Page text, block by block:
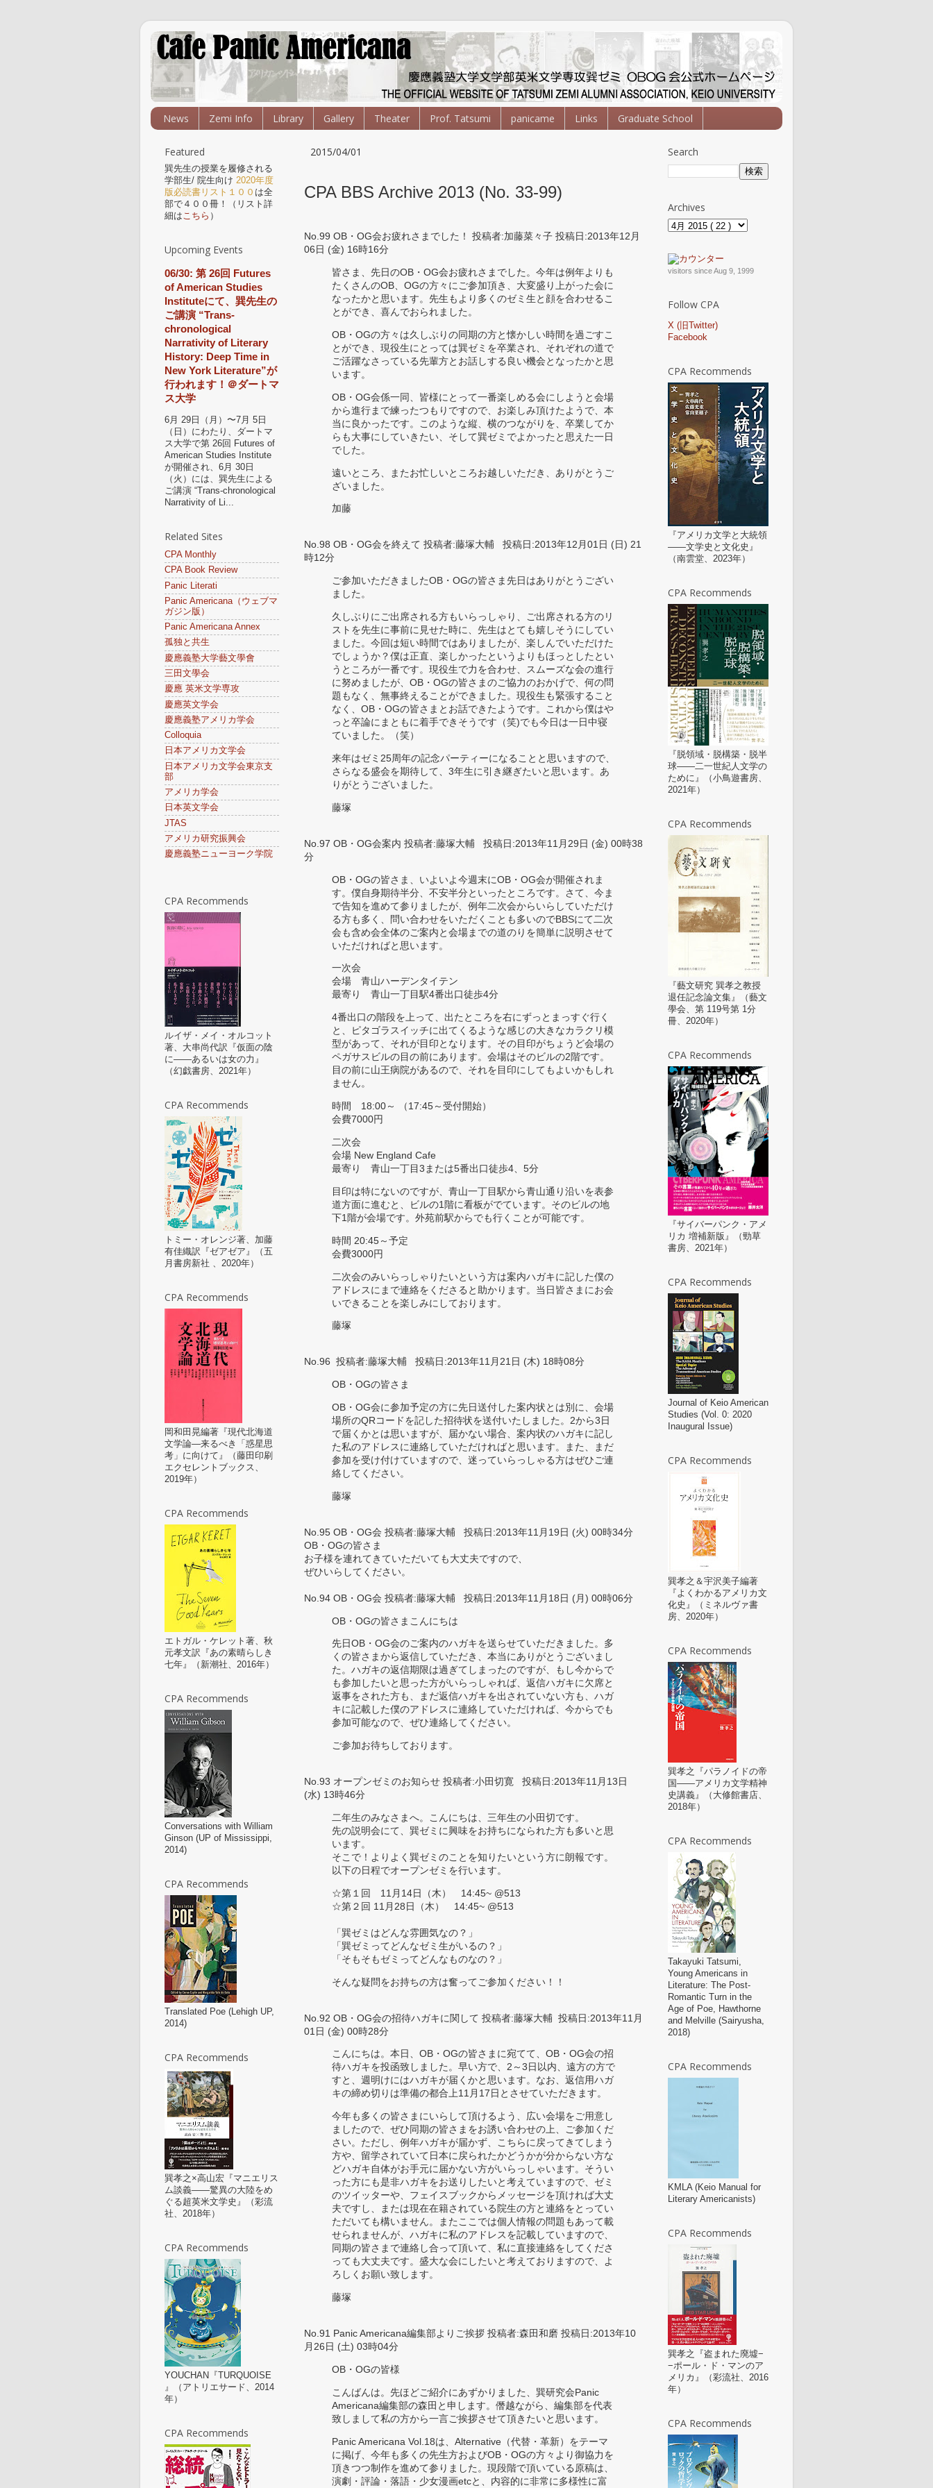
News Zemi Info Library Gallery Theater Prof. Tatsumi panicame Links Graduate School
2015/04/01
CPA BBS Archive 2013 (No. 33-99)
No.99 OB・OG会お疲れさまでした！ 投稿者:加藤菜々子 投稿日:2013年12月
06日 (金) 16時16分
皆さま、先日のOB・OG会お疲れさまでした。今年は例年よりも
たくさんのOB、OGの方々にご参加頂き、大変盛り上がった会に
なったかと思います。先生もより多くのゼミ生と顔を合わせるこ
とができ、喜んでおられました。
OB・OGの方々は久しぶりの同期の方と懐かしい時間を過ごすこ
とができ、現役生にとっては巽ゼミを卒業され、それぞれの道で
ご活躍なさっている先輩方とお話しする良い機会となったかと思
います。
OB・OG会係一同、皆様にとって一番楽しめる会にしようと会場
から進行まで練ったつもりですので、お楽しみ頂けたようで、本
当に良かったです。このような縦、横のつながりを、卒業してか
らも大事にしていきたい、そして巽ゼミでよかったと思えた一日
でした。
遠いところ、またお忙しいところお越しいただき、ありがとうご
ざいました。
加藤
No.98 OB・OG会を終えて 投稿者:藤塚大輔 投稿日:2013年12月01日 (日) 21
時12分
ご参加いただきましたOB・OGの皆さま先日はありがとうござい
ました。
久しぶりにご出席される方もいらっしゃり、ご出席される方のリ
ストを先生に事前に見せた時に、先生はとても嬉しそうにしてい
ました。今回は短い時間ではありましたが、楽しんでいただけた
でしょうか？僕は正直、楽しかったというよりもほっとしたとい
うところが一番です。現役生で力を合わせ、スムーズな会の進行
に努めましたが、OB・OGの皆さまのご協力のおかげで、何の問
題もなく、無事終えることができました。現役生も緊張すること
なく、OB・OGの皆さまとお話できたようです。これから僕はや
っと卒論にまともに着手できそうです（笑)でも今日は一日中寝
ていました。（笑）
来年はゼミ25周年の記念パーティーになることと思いますので、
さらなる盛会を期待して、3年生に引き継ぎたいと思います。あ
りがとうございました。
藤塚
No.97 OB・OG会案内 投稿者:藤塚大輔 投稿日:2013年11月29日 (金) 00時38
分
OB・OGの皆さま、いよいよ今週末にOB・OG会が開催されま
す。僕自身期待半分、不安半分といったところです。さて、今ま
で告知を進めて参りましたが、例年二次会からいらしていただけ
る方も多く、問い合わせをいただくことも多いのでBBSにて二次
会も含め会全体のご案内と会場までの道のりを簡単に説明させて
いただければと思います。
一次会
会場 青山ハーデンタイテン
最寄り 青山一丁目駅4番出口徒歩4分
4番出口の階段を上って、出たところを右にずっとまっすぐ行く
と、ピタゴラスイッチに出てくるような感じの大きなカラクリ模
型があって、それが目印となります。その目印がちょうど会場の
ペガサスビルの目の前にあります。会場はそのビルの2階です。
目の前に山王病院があるので、それを目印にしてもよいかもしれ
ません。
時間 18:00～ （17:45～受付開始）
会費7000円
二次会
会場 New England Cafe
最寄り 青山一丁目3または5番出口徒歩4、5分
目印は特にないのですが、青山一丁目駅から青山通り沿いを表参
道方面に進むと、ビルの1階に看板がでています。そのビルの地
下1階が会場です。外苑前駅からでも行くことが可能です。
時間 20:45～予定
会費3000円
二次会のみいらっしゃりたいという方は案内ハガキに記した僕の
アドレスにまで連絡をくださると助かります。当日皆さまにお会
いできることを楽しみにしております。
藤塚
No.96 投稿者:藤塚大輔 投稿日:2013年11月21日 (木) 18時08分
OB・OGの皆さま
OB・OG会に参加予定の方に先日送付した案内状とは別に、会場
場所のQRコードを記した招待状を送付いたしました。2から3日
で届くかとは思いますが、届かない場合、案内状のハガキに記し
た私のアドレスに連絡していただければと思います。また、まだ
参加を受け付けていますので、迷っていらっしゃる方はぜひご連
絡してください。
藤塚
No.95 OB・OG会 投稿者:藤塚大輔 投稿日:2013年11月19日 (火) 00時34分
OB・OGの皆さま
お子様を連れてきていただいても大丈夫ですので、
ぜひいらしてください。
No.94 OB・OG会 投稿者:藤塚大輔 投稿日:2013年11月18日 (月) 00時06分
OB・OGの皆さまこんにちは
先日OB・OG会のご案内のハガキを送らせていただきました。多
くの皆さまから返信していただき、本当にありがとうございまし
た。ハガキの返信期限は過ぎてしまったのですが、もし今からで
も参加したいと思った方がいらっしゃれば、返信ハガキに欠席と
返事をされた方も、まだ返信ハガキを出されていない方も、ハガ
キに記載した僕のアドレスに連絡していただければ、今からでも
参加可能なので、ぜひ連絡してください。
ご参加お待ちしております。
No.93 オープンゼミのお知らせ 投稿者:小田切寛 投稿日:2013年11月13日
(水) 13時46分
二年生のみなさまへ。こんにちは、三年生の小田切です。
先の説明会にて、巽ゼミに興味をお持ちになられた方も多いと思
います。
そこで！よりよく巽ゼミのことを知りたいという方に朗報です。
以下の日程でオープンゼミを行います。
☆第１回 11月14日（木） 14:45~ @513
☆第２回 11月28日（木） 14:45~ @513
「巽ゼミはどんな雰囲気なの？」
「巽ゼミってどんなゼミ生がいるの？」
「そもそもゼミってどんなものなの？」
そんな疑問をお持ちの方は奮ってご参加ください！！
No.92 OB・OG会の招待ハガキに関して 投稿者:藤塚大輔 投稿日:2013年11月
01日 (金) 00時28分
こんにちは。本日、OB・OGの皆さまに宛てて、OB・OG会の招
待ハガキを投函致しました。早い方で、2～3日以内、遠方の方で
すと、週明けにはハガキが届くかと思います。なお、返信用ハガ
キの締め切りは準備の都合上11月17日とさせていただきます。
今年も多くの皆さまにいらして頂けるよう、広い会場をご用意し
ましたので、ぜひ同期の皆さまをお誘い合わせの上、ご参加くだ
さい。ただし、例年ハガキが届かず、こちらに戻ってきてしまう
方や、留学されていて日本に戻られたかどうかが分からない方な
どハガキ自体がお手元に届かない方がいらっしゃいます。そうい
った方にも是非ハガキをお送りしたいと考えていますので、ゼミ
のツイッターや、フェイスブックからメッセージを頂ければ大丈
夫ですし、または現在在籍されている院生の方と連絡をとってい
ただいても構いません。またここでは個人情報の問題もあって載
せられませんが、ハガキに私のアドレスを記載していますので、
同期の皆さまで連絡し合って頂いて、私に直接連絡をしてくださ
っても大丈夫です。盛大な会にしたいと考えておりますので、よ
ろしくお願い致します。
藤塚
No.91 Panic Americana編集部よりご挨拶 投稿者:森田和磨 投稿日:2013年10
月26日 (土) 03時04分
OB・OGの皆様
こんばんは。先ほどご紹介にあずかりました、巽研究会Panic
Americana編集部の森田と申します。僭越ながら、編集部を代表
致しまして私の方から一言ご挨拶させて頂きたいと思います。
Panic Americana Vol.18は、Alternative（代替・革新）をテーマ
に掲げ、今年も多くの先生方およびOB・OGの方々より御協力を
頂きつつ制作を進めて参りました。現段階で頂いている原稿は、
演劇・評論・落語・少女漫画etcと、内容的に非常に多様性に富
Featured
巽先生の授業を履修される
学部生/ 院生向け 2020年度
版必読書リスト１００ は全
部で４００冊！（リスト詳
細はこちら ）
Upcoming Events
06/30: 第 26回 Futures
of American Studies
Instituteにて、巽先生の
ご講演 “Trans-
chronological
Narrativity of Literary
History: Deep Time in
New York Literature”が
行われます！＠ダートマ
ス大学
6月 29日（月）〜7月 5日
（日）にわたり、ダートマ
ス大学で第 26回 Futures of
American Studies Institute
が開催され、6月 30日
（火）には、巽先生による
ご講演 “Trans-chronological
Narrativity of Li...
Related Sites
CPA Monthly
CPA Book Review
Panic Literati
Panic Americana（ウェブマ
ガジン版）
Panic Americana Annex
孤独と共生
慶應義塾大学藝文學會
三田文學会
慶應 英米文学専攻
慶應英文学会
慶應義塾アメリカ学会
Colloquia
日本アメリカ文学会
日本アメリカ文学会東京支
部
アメリカ学会
日本英文学会
JTAS
アメリカ研究振興会
慶應義塾ニューヨーク学院
CPA Recommends
ルイザ・メイ・オルコット
著、大串尚代訳『仮面の陰
に——あるいは女の力』
（幻戯書房、2021年）
CPA Recommends
トミー・オレンジ著、加藤
有佳織訳『ゼアゼア』（五
月書房新社 、2020年）
CPA Recommends
岡和田晃編著『現代北海道
文学論—来るべき「惑星思
考」に向けて』（藤田印刷
エクセレントブックス、
2019年）
CPA Recommends
エトガル・ケレット著、秋
元孝文訳『あの素晴らしき
七年』（新潮社、2016年）
CPA Recommends
Conversations with William
Ginson (UP of Mississippi,
2014)
CPA Recommends
Translated Poe (Lehigh UP,
2014)
CPA Recommends
巽孝之×高山宏『マニエリス
ム談義——驚異の大陸をめ
ぐる超英米文学史』（彩流
社、2018年）
CPA Recommends
YOUCHAN『TURQUOISE
』（アトリエサード、2014
年）
CPA Recommends
Search
Archives
visitors since Aug 9, 1999
Follow CPA
X (旧Twitter)
Facebook
CPA Recommends
『アメリカ文学と大統領
——文学史と文化史』
（南雲堂、2023年）
CPA Recommends
『脱領域・脱構築・脱半
球——二一世紀人文学の
ために』（小鳥遊書房、
2021年）
CPA Recommends
『藝文研究 巽孝之教授
退任記念論文集』（藝文
學会、第 119号第 1分
冊、2020年）
CPA Recommends
『サイバーパンク・アメ
リカ 増補新版』（勁草
書房、2021年）
CPA Recommends
Journal of Keio American
Studies (Vol. 0: 2020
Inaugural Issue)
CPA Recommends
巽孝之＆宇沢美子編著
『よくわかるアメリカ文
化史』（ミネルヴァ書
房、2020年）
CPA Recommends
巽孝之『パラノイドの帝
国――アメリカ文学精神
史講義』（大修館書店、
2018年）
CPA Recommends
Takayuki Tatsumi,
Young Americans in
Literature: The Post-
Romantic Turn in the
Age of Poe, Hawthorne
and Melville (Sairyusha,
2018)
CPA Recommends
KMLA (Keio Manual for
Literary Americanists)
CPA Recommends
巽孝之『盗まれた廃墟−
−ポール・ド・マンのア
メリカ』（彩流社、2016
年）
CPA Recommends